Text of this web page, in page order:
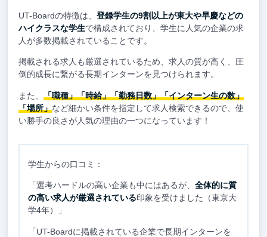
UT-Boardの特徴は、 登録学生の9割以上が東大や早慶などの
ハイクラスな学生で構成されており、学生に人気の企業の求
人が多数掲載されていることです。
掲載される求人も厳選されているため、求人の質が高く、圧
倒的成長に繋がる長期インターンを見つけられます。
また、 「職種」「時給」「勤務日数」「インターン生の数」
「場所」など細かい条件を指定して求人検索できるので、使
い勝手の良さが人気の理由の一つになっています！
学生からの口コミ：
「選考ハードルの高い企業も中にはあるが、全体的に質
の高い求人が厳選されている印象を受けました（東京大
学4年）」
「UT-Boardに掲載されている企業で長期インターンを